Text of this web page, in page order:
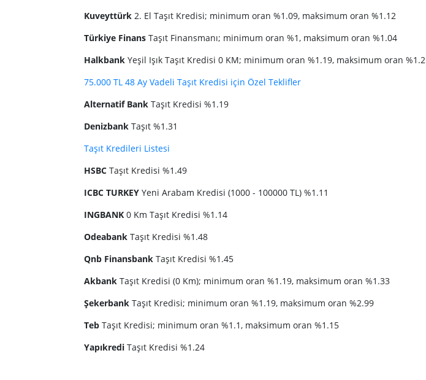
Kuveyttürk 2. El Taşıt Kredisi; minimum oran %1.09, maksimum oran %1.12
Türkiye Finans Taşıt Finansmanı; minimum oran %1, maksimum oran %1.04
Halkbank Yeşil Işık Taşıt Kredisi 0 KM; minimum oran %1.19, maksimum oran %1.2
75.000 TL 48 Ay Vadeli Taşıt Kredisi için Özel Teklifler
Alternatif Bank Taşıt Kredisi %1.19
Denizbank Taşıt %1.31
Taşıt Kredileri Listesi
HSBC Taşıt Kredisi %1.49
ICBC TURKEY Yeni Arabam Kredisi (1000 - 100000 TL) %1.11
INGBANK 0 Km Taşıt Kredisi %1.14
Odeabank Taşıt Kredisi %1.48
Qnb Finansbank Taşıt Kredisi %1.45
Akbank Taşıt Kredisi (0 Km); minimum oran %1.19, maksimum oran %1.33
Şekerbank Taşıt Kredisi; minimum oran %1.19, maksimum oran %2.99
Teb Taşıt Kredisi; minimum oran %1.1, maksimum oran %1.15
Yapıkredi Taşıt Kredisi %1.24